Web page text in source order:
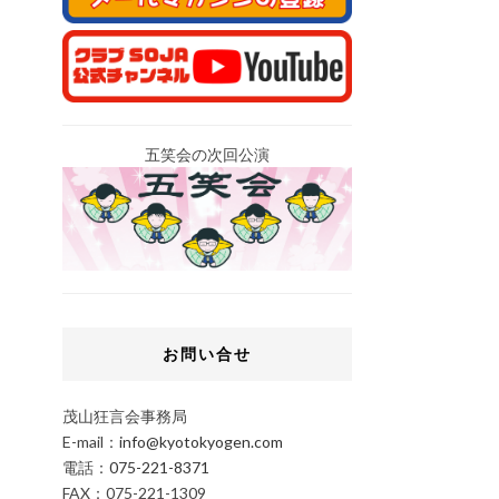
五笑会の次回公演
お問い合せ
茂山狂言会事務局
E-mail： info@kyotokyogen.com
電話： 075-221-8371
FAX：075-221-1309